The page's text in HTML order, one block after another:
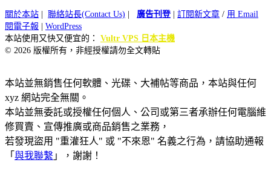
關於本站 聯絡站長(Contact Us) 廣告刊登| 訂閱新文章 / 用 Email
閱電子報
WordPress
本站使用又快又便宜的： Vultr VPS 日本主機
© 2026 版權所有，非經授權請勿全文轉貼
本站並無銷售任何軟體、光碟、大補帖等商品，本站與任何
xyz 網站完全無關。
本站並無委託或授權任何個人、公司或第三者承辦任何電腦維
修買賣、宣傳推廣或商品銷售之業務，
若發現盜用 "重灌狂人" 或 "不來恩" 名義之行為，請協助通報
「 與我聯繫 」，謝謝！